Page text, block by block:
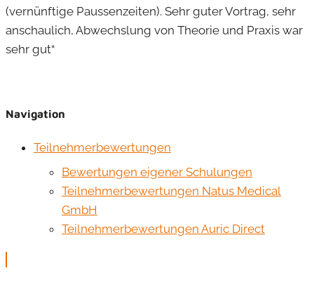
(vernünftige Paussenzeiten). Sehr guter Vortrag, sehr
anschaulich, Abwechslung von Theorie und Praxis war
sehr gut“
Navigation
Teilnehmerbewertungen
Bewertungen eigener Schulungen
Teilnehmerbewertungen Natus Medical
GmbH
Teilnehmerbewertungen Auric Direct